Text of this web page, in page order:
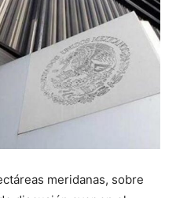
meridanas, sobre